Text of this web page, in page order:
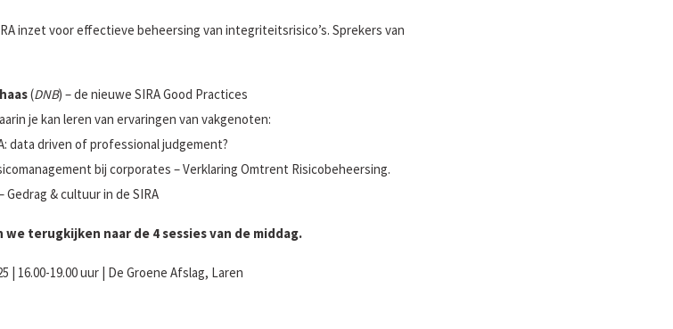
inzet voor effectieve beheersing van integriteitsrisico’s. Sprekers van
(DNB) – de nieuwe SIRA Good Practices
je kan leren van ervaringen van vakgenoten:
data driven of professional judgement?
bij corporates – Verklaring Omtrent Risicobeheersing.
Gedrag & cultuur in de SIRA
terugkijken naar de 4 sessies van de middag.
| 16.00-19.00 uur | De Groene Afslag, Laren